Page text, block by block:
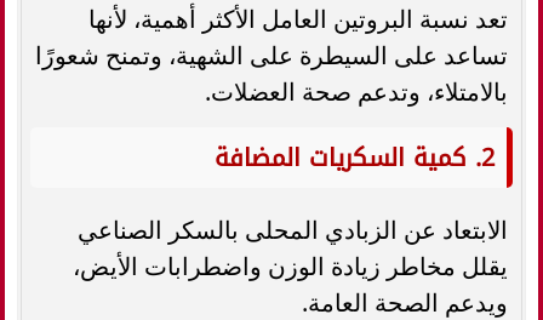
تعد نسبة البروتين العامل الأكثر أهمية، لأنها
تساعد على السيطرة على الشهية، وتمنح شعورًا
بالامتلاء، وتدعم صحة العضلات.
2. كمية السكريات المضافة
الابتعاد عن الزبادي المحلى بالسكر الصناعي
يقلل مخاطر زيادة الوزن واضطرابات الأيض،
ويدعم الصحة العامة.